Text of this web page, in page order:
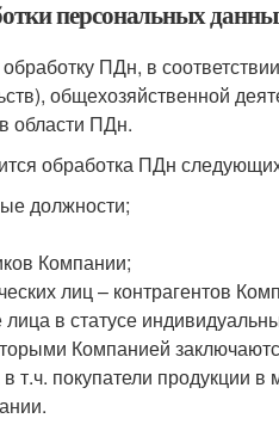
персональных
ПДн, в
общехозяйственной
области ПДн.
обработка ПДн
должности;
Компании;
лиц – контрагентов
в статусе
Компанией
т.ч. покупатели продукции